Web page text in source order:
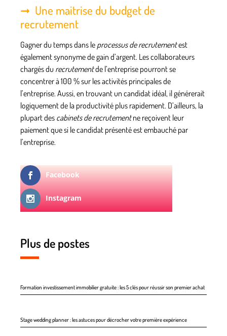
Une maitrise du budget de
recrutement
Gagner du temps dans le processus de recrutementest
également synonyme de gain d’argent. Les collaborateurs
chargés du recrutementde l’entreprise pourront se
concentrer à 100 % sur les activités principales de
l’entreprise. Aussi, en trouvant un candidat idéal, il générerait
logiquement de la productivité plus rapidement. D’ailleurs, la
plupart des cabinets de recrutementne reçoivent leur
paiement que si le candidat présenté est embauché par
l’entreprise.
Facebook
Instagram
Plus de postes
Formation investissement immobilier gratuite : les 5 clés pour réussir son premier achat
Stage wedding planner : les astuces pour décrocher votre première expérience